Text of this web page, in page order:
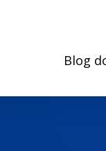
Blog